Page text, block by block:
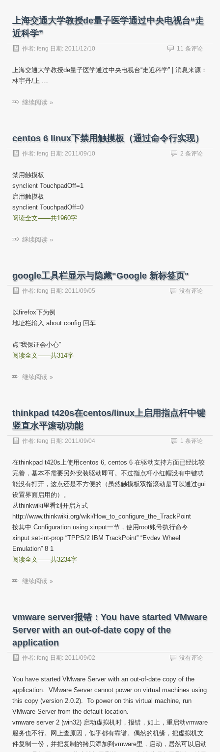
上海交通大学教授de量子医学通过中央电视台“走
近科学”
作者: feng 日期: 2011/12/10 11 条评论
上海交通大学教授de量子医学通过中央电视台“走近科学” | 消息来源：
林宇丹/上 …
继续阅读 »
centos 6 linux下禁用触摸板（通过命令行实现）
作者: feng 日期: 2011/09/10 2 条评论
禁用触摸板
synclient TouchpadOff=1
启用触摸板
synclient TouchpadOff=0
阅读全文——共1960字
继续阅读 »
google工具栏显示与隐藏"Google 新标签页"
作者: feng 日期: 2011/09/05 没有评论
以firefox下为例
地址栏输入 about:config 回车
点“我保证会小心”
阅读全文——共314字
继续阅读 »
thinkpad t420s在centos/linux上启用指点杆中键
竖直水平滚动功能
作者: feng 日期: 2011/09/04 1 条评论
在thinkpad t420s上使用centos 6, centos 6 在驱动支持方面已经比较
完善，基本不需要另外安装驱动即可。不过指点杆小红帽没有中键功
能没有打开，这点还是不方便的（虽然触摸板双指滚动是可以通过gui
设置界面启用的）。
从thinkwiki里看到开启方式
http://www.thinkwiki.org/wiki/How_to_configure_the_TrackPoint
按其中 Configuration using xinput一节，使用root账号执行命令
xinput set-int-prop “TPPS/2 IBM TrackPoint” “Evdev Wheel
Emulation” 8 1
阅读全文——共3234字
继续阅读 »
vmware server报错：You have started VMware
Server with an out-of-date copy of the
application
作者: feng 日期: 2011/09/02 没有评论
You have started VMware Server with an out-of-date copy of the
application. VMware Server cannot power on virtual machines using
this copy (version 2.0.2). To power on this virtual machine, run
VMware Server from the default location.
vmware server 2 (win32) 启动虚拟机时，报错，如上，重启动vmware
服务也不行。网上查原因，似乎都有靠谱。偶然的机缘，把虚拟机文
件复制一份，并把复制的拷贝添加到vmware里，启动，居然可以启动